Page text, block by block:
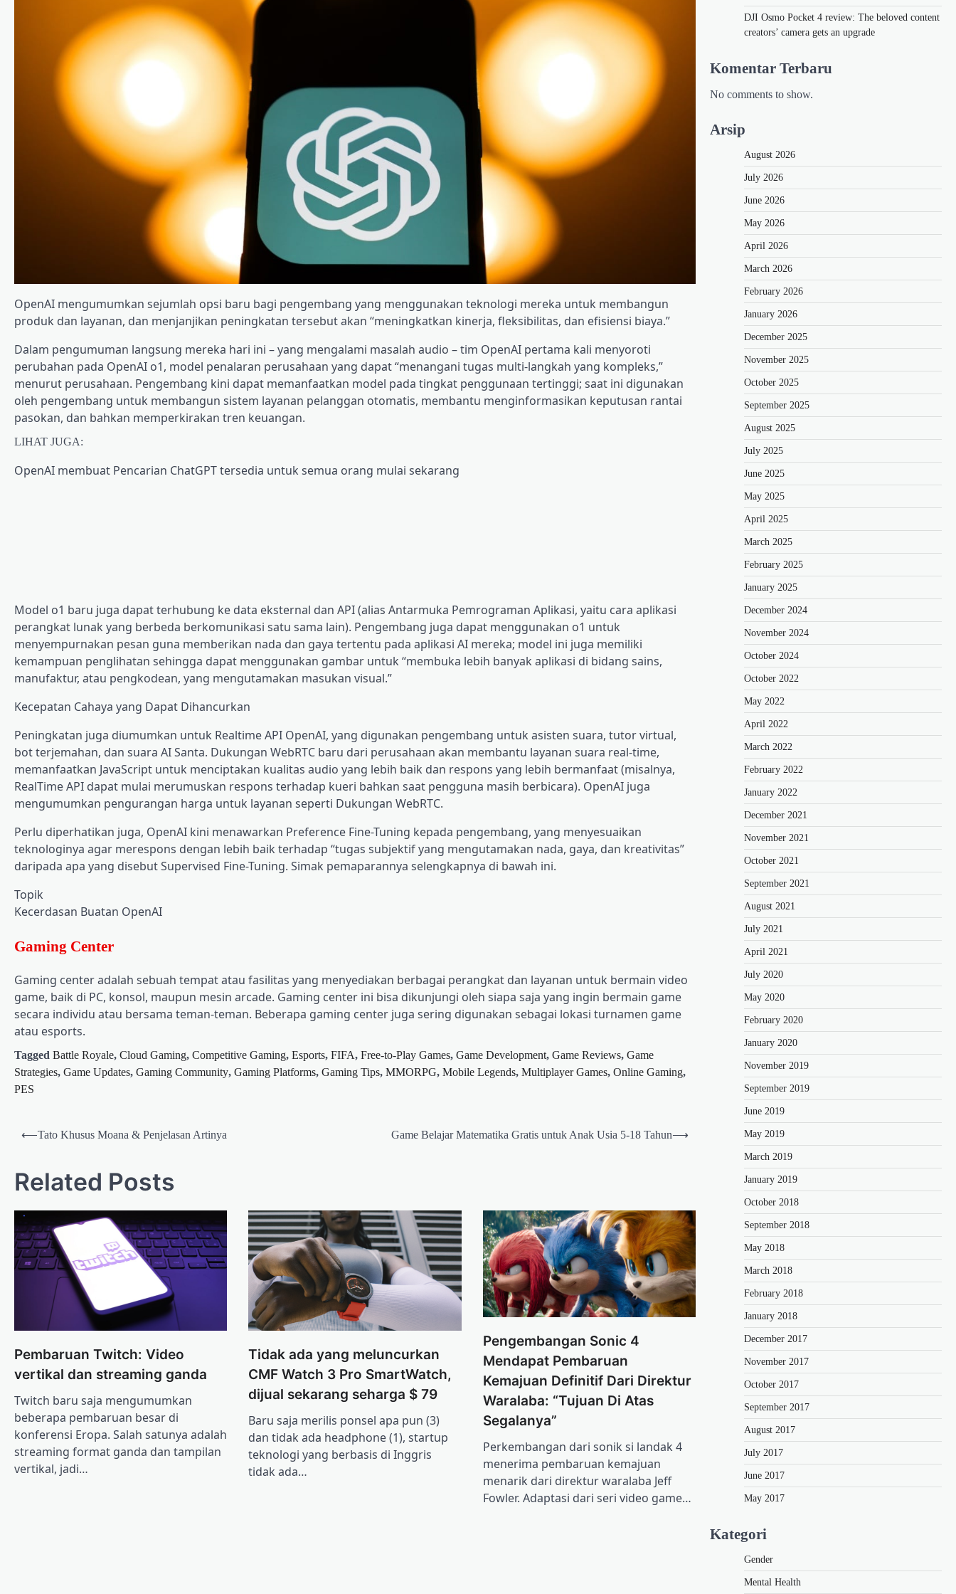
OpenAI mengumumkan sejumlah opsi baru bagi pengembang yang menggunakan teknologi mereka untuk membangun
produk dan layanan, dan menjanjikan peningkatan tersebut akan “meningkatkan kinerja, fleksibilitas, dan efisiensi biaya.”
Dalam pengumuman langsung mereka hari ini – yang mengalami masalah audio – tim OpenAI pertama kali menyoroti
perubahan pada OpenAI o1, model penalaran perusahaan yang dapat “menangani tugas multi-langkah yang kompleks,”
menurut perusahaan. Pengembang kini dapat memanfaatkan model pada tingkat penggunaan tertinggi; saat ini digunakan
oleh pengembang untuk membangun sistem layanan pelanggan otomatis, membantu menginformasikan keputusan rantai
pasokan, dan bahkan memperkirakan tren keuangan.
LIHAT JUGA:
OpenAI membuat Pencarian ChatGPT tersedia untuk semua orang mulai sekarang
Model o1 baru juga dapat terhubung ke data eksternal dan API (alias Antarmuka Pemrograman Aplikasi, yaitu cara aplikasi
perangkat lunak yang berbeda berkomunikasi satu sama lain). Pengembang juga dapat menggunakan o1 untuk
menyempurnakan pesan guna memberikan nada dan gaya tertentu pada aplikasi AI mereka; model ini juga memiliki
kemampuan penglihatan sehingga dapat menggunakan gambar untuk “membuka lebih banyak aplikasi di bidang sains,
manufaktur, atau pengkodean, yang mengutamakan masukan visual.”
Kecepatan Cahaya yang Dapat Dihancurkan
Peningkatan juga diumumkan untuk Realtime API OpenAI, yang digunakan pengembang untuk asisten suara, tutor virtual,
bot terjemahan, dan suara AI Santa. Dukungan WebRTC baru dari perusahaan akan membantu layanan suara real-time,
memanfaatkan JavaScript untuk menciptakan kualitas audio yang lebih baik dan respons yang lebih bermanfaat (misalnya,
RealTime API dapat mulai merumuskan respons terhadap kueri bahkan saat pengguna masih berbicara). OpenAI juga
mengumumkan pengurangan harga untuk layanan seperti Dukungan WebRTC.
Perlu diperhatikan juga, OpenAI kini menawarkan Preference Fine-Tuning kepada pengembang, yang menyesuaikan
teknologinya agar merespons dengan lebih baik terhadap “tugas subjektif yang mengutamakan nada, gaya, dan kreativitas”
daripada apa yang disebut Supervised Fine-Tuning. Simak pemaparannya selengkapnya di bawah ini.
Topik
Kecerdasan Buatan OpenAI
Gaming Center
Gaming center adalah sebuah tempat atau fasilitas yang menyediakan berbagai perangkat dan layanan untuk bermain video
game, baik di PC, konsol, maupun mesin arcade. Gaming center ini bisa dikunjungi oleh siapa saja yang ingin bermain game
secara individu atau bersama teman-teman. Beberapa gaming center juga sering digunakan sebagai lokasi turnamen game
atau esports.
Tagged Battle Royale, Cloud Gaming, Competitive Gaming, Esports, FIFA, Free-to-Play Games, Game Development, Game Reviews, Game
Strategies, Game Updates, Gaming Community, Gaming Platforms, Gaming Tips, MMORPG, Mobile Legends, Multiplayer Games, Online Gaming,
PES
Post
⟵Tato Khusus Moana & Penjelasan Artinya Game Belajar Matematika Gratis untuk Anak Usia 5-18 Tahun⟶
Related Posts
Pembaruan Twitch: Video
vertikal dan streaming ganda
Twitch baru saja mengumumkan
beberapa pembaruan besar di
konferensi Eropa. Salah satunya adalah
streaming format ganda dan tampilan
vertikal, jadi…
Tidak ada yang meluncurkan
CMF Watch 3 Pro SmartWatch,
dijual sekarang seharga $ 79
Baru saja merilis ponsel apa pun (3)
dan tidak ada headphone (1), startup
teknologi yang berbasis di Inggris
tidak ada…
Pengembangan Sonic 4
Mendapat Pembaruan
Kemajuan Definitif Dari Direktur
Waralaba: “Tujuan Di Atas
Segalanya”
Perkembangan dari sonik si landak 4
menerima pembaruan kemajuan
menarik dari direktur waralaba Jeff
Fowler. Adaptasi dari seri video game…
DJI Osmo Pocket 4 review: The beloved content
creators’ camera gets an upgrade
Komentar Terbaru
No comments to show.
Arsip
August 2026
July 2026
June 2026
May 2026
April 2026
March 2026
February 2026
January 2026
December 2025
November 2025
October 2025
September 2025
August 2025
July 2025
June 2025
May 2025
April 2025
March 2025
February 2025
January 2025
December 2024
November 2024
October 2024
October 2022
May 2022
April 2022
March 2022
February 2022
January 2022
December 2021
November 2021
October 2021
September 2021
August 2021
July 2021
April 2021
July 2020
May 2020
February 2020
January 2020
November 2019
September 2019
June 2019
May 2019
March 2019
January 2019
October 2018
September 2018
May 2018
March 2018
February 2018
January 2018
December 2017
November 2017
October 2017
September 2017
August 2017
July 2017
June 2017
May 2017
Kategori
Gender
Mental Health